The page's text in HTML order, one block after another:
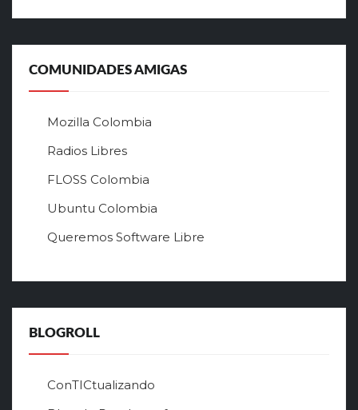
л
ь
й
а
т
л
ч
о
в
о
COMUNIDADES AMIGAS
Mozilla Colombia
Radios Libres
FLOSS Colombia
Ubuntu Colombia
Queremos Software Libre
BLOGROLL
ConTICtualizando